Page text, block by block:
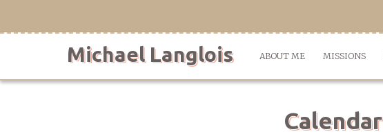
Michael Langlois ABOUT ME MISSIONS
Calendar